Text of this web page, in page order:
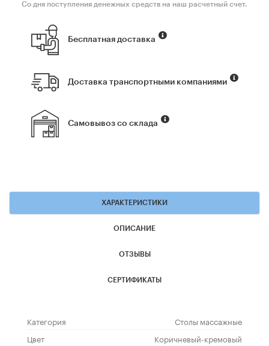
Со дня поступления денежных средств на наш расчетный счет.
Бесплатная доставка
Доставка транспортными компаниями
Самовывоз со склада
ХАРАКТЕРИСТИКИ
ОПИСАНИЕ
ОТЗЫВЫ
СЕРТИФИКАТЫ
Категория
Столы массажные
Цвет
Коричневый-кремовый